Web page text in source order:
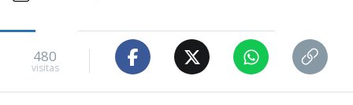
480
visitas